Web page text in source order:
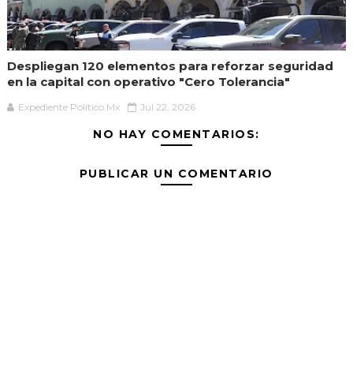
Despliegan 120 elementos para reforzar seguridad
en la capital con operativo "Cero Tolerancia"
Expediente Político.Mx Jul 22, 2026
NO HAY COMENTARIOS:
PUBLICAR UN COMENTARIO